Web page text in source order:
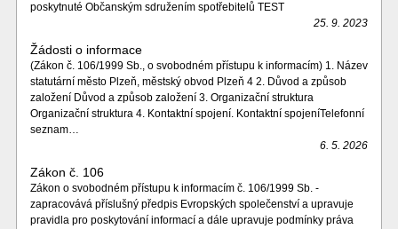
poskytnuté Občanským sdružením spotřebitelů TEST
25. 9. 2023
Žádosti o informace
(Zákon č. 106/1999 Sb., o svobodném přístupu k informacím) 1. Název
statutární město Plzeň, městský obvod Plzeň 4 2. Důvod a způsob
založení Důvod a způsob založení 3. Organizační struktura
Organizační struktura 4. Kontaktní spojení. Kontaktní spojeníTelefonní
seznam…
6. 5. 2026
Zákon č. 106
Zákon o svobodném přístupu k informacím č. 106/1999 Sb. -
zapracovává příslušný předpis Evropských společenství a upravuje
pravidla pro poskytování informací a dále upravuje podmínky práva